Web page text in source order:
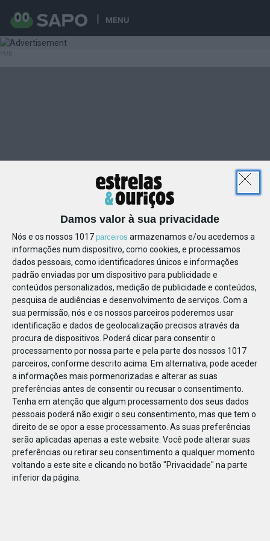
MENU
Damos valor à sua privacidade
Nós e os nossos 1017 parceiros armazenamos e/ou acedemos a
informações num dispositivo, como cookies, e processamos
dados pessoais, como identificadores únicos e informações
padrão enviadas por um dispositivo para publicidade e
conteúdos personalizados, medição de publicidade e conteúdos,
pesquisa de audiências e desenvolvimento de serviços. Com a
sua permissão, nós e os nossos parceiros poderemos usar
identificação e dados de geolocalização precisos através da
procura de dispositivos. Poderá clicar para consentir o
processamento por nossa parte e pela parte dos nossos 1017
parceiros, conforme descrito acima. Em alternativa, pode aceder
a informações mais pormenorizadas e alterar as suas
preferências antes de consentir ou recusar o consentimento.
Tenha em atenção que algum processamento dos seus dados
pessoais poderá não exigir o seu consentimento, mas que tem o
direito de se opor a esse processamento. As suas preferências
serão aplicadas apenas a este website. Você pode alterar suas
preferências ou retirar seu consentimento a qualquer momento
voltando a este site e clicando no botão "Privacidade" na parte
inferior da página.
45924